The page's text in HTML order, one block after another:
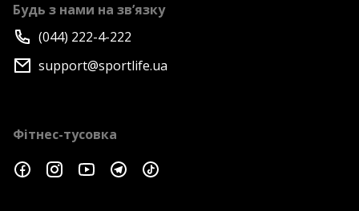
Будь з нами на зв’язку
(044) 222-4-222
support@sportlife.ua
Фітнес-тусовка